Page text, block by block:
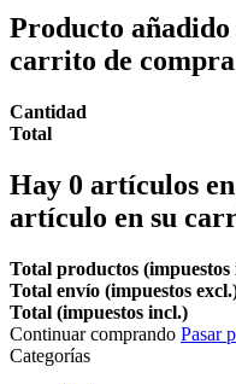
Producto
carrito de compra
Cantidad
Total
Hay 0 artículos
artículo en su
Total productos (impuestos
Total envío (impuestos
Total (impuestos incl.)
Continuar comprando Pasar
Categorías